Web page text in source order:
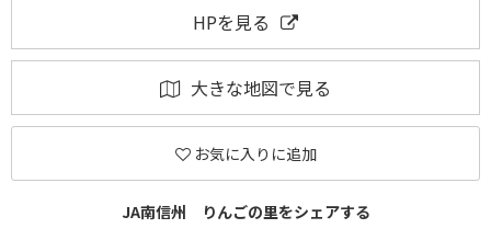
HPを見る
大きな地図で見る
お気に入りに追加
JA南信州 りんごの里をシェアする